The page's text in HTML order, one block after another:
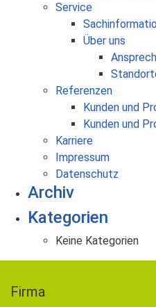
Service
Über uns
Referenzen
Kunden und
Kunden und
Karriere
Impressum
Datenschutz
Archiv
Kategorien
Keine Kategorien
Firma